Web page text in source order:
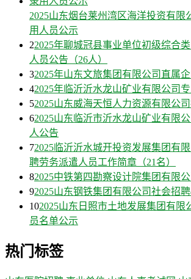
2025山东烟台莱州湾区海洋投资有限
用人员公示
22025年聊城冠县事业单位初级综合
人员公告（26人）
32025年山东文旅集团有限公司直属
42025年临沂沂水龙山矿业有限公司
52025山东威海天恒人力资源有限公
62025山东临沂市沂水龙山矿业有限
人公告
72025临沂沂水城开投资发展集团有
聘劳务派遣人员工作简章（21名）
82025中铁第四勘察设计院集团有限
92025山东钢铁集团有限公司社会招
102025山东日照市土地发展集团有限
员名单公示
热门标签